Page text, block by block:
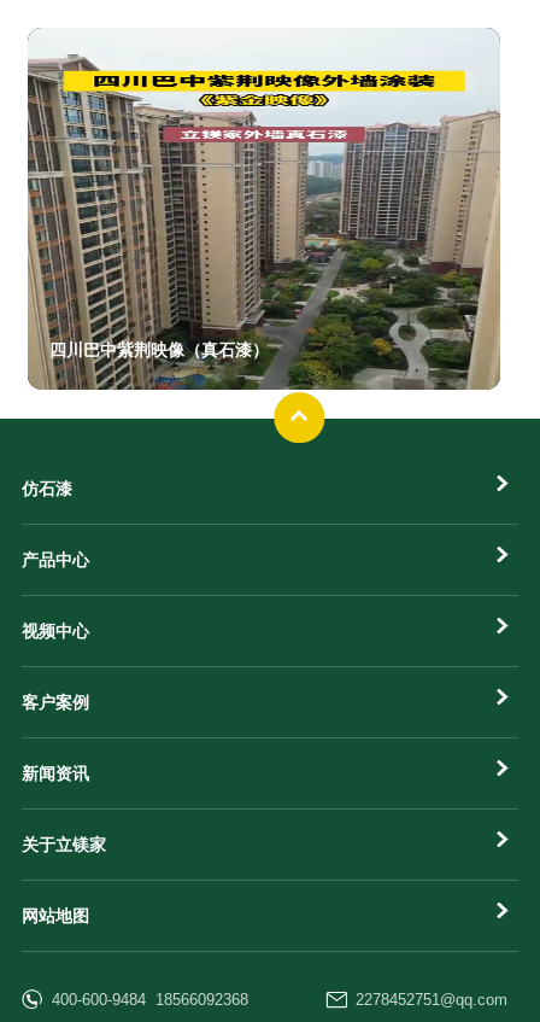
四川巴中紫荆映像（真石漆）
仿石漆
产品中心
视频中心
客户案例
新闻资讯
关于立镁家
网站地图
400-600-9484 18566092368 2278452751@qq.com